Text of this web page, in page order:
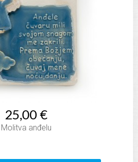
25,00 €
Molitva anđelu